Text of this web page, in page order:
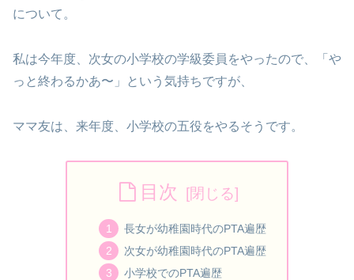
について。
私は今年度、次女の小学校の学級委員をやったので、「や
っと終わるかあ〜」という気持ちですが、
ママ友は、来年度、小学校の五役をやるそうです。
目次
長女が幼稚園時代のPTA遍歴
次女が幼稚園時代のPTA遍歴
小学校でのPTA遍歴